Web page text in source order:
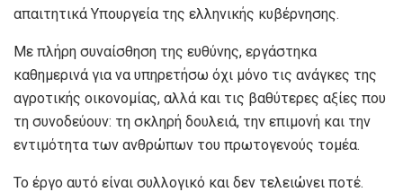
απαιτητικά Υπουργεία της ελληνικής κυβέρνησης.
Με πλήρη συναίσθηση της ευθύνης, εργάστηκα
καθημερινά για να υπηρετήσω όχι μόνο τις ανάγκες της
αγροτικής οικονομίας, αλλά και τις βαθύτερες αξίες που
τη συνοδεύουν: τη σκληρή δουλειά, την επιμονή και την
εντιμότητα των ανθρώπων του πρωτογενούς τομέα.
Το έργο αυτό είναι συλλογικό και δεν τελειώνει ποτέ.